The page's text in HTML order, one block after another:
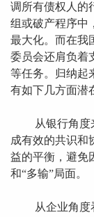
调所有债权人的
组或破产程序中
最大化。而在我
委员会还肩负着
等任务。归纳起
有如下几方面潜
从银行角
成有效的共识和
益的平衡，避免
和“多输”局面。
从企业角